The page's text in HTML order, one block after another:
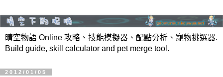
晴空物語 Online 攻略、技能模擬器、配點分析、寵物挑選器.
Build guide, skill calculator and pet merge tool.
2012/01/05